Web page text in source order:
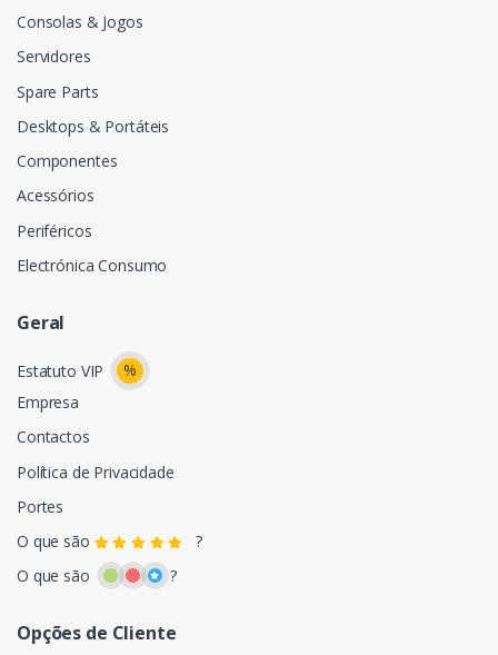
Consolas & Jogos
Servidores
Spare Parts
Desktops & Portáteis
Componentes
Acessórios
Periféricos
Electrónica Consumo
Geral
Estatuto VIP
%
Empresa
Contactos
Política de Privacidade
Portes
O que são
?
O que são
?
Opções de Cliente